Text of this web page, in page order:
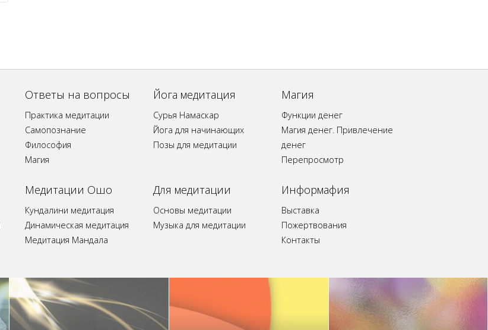
Ответы на вопросы
Практика медитации
Самопознание
Философия
Магия
Йога медитация
Сурья Намаскар
Йога для начинающих
Позы для медитации
Магия
Функции денег
Магия денег. Привлечение
денег
Перепросмотр
Медитации Ошо
Кундалини медитация
Динамическая медитация
Медитация Мандала
Для медитации
Основы медитации
Музыка для медитации
Информафия
Выставка
Пожертвования
Контакты